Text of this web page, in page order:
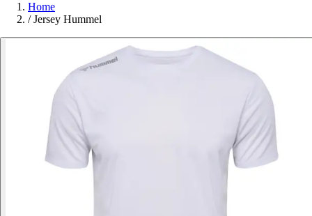
Home
/ Jersey Hummel